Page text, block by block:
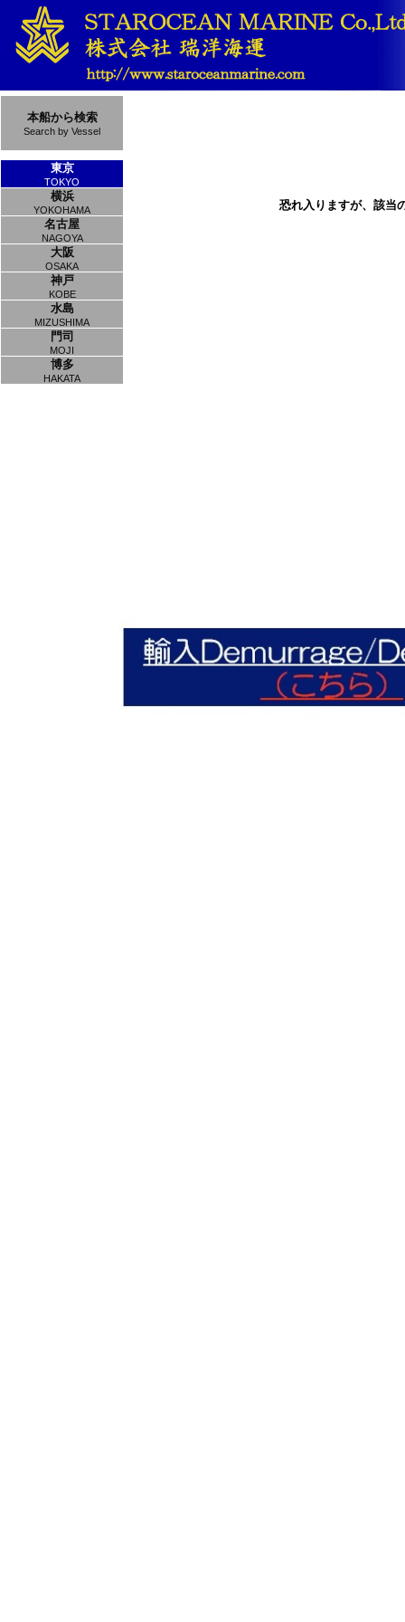
本船から検索
Search by Vessel
東京
TOKYO
横浜
YOKOHAMA
名古屋
NAGOYA
大阪
OSAKA
神戸
KOBE
水島
MIZUSHIMA
門司
MOJI
博多
HAKATA
恐れ入りますが、該当